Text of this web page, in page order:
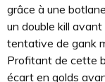
grâce à une
un double kill
tentative de gank
Profitant de cette
écart en golds